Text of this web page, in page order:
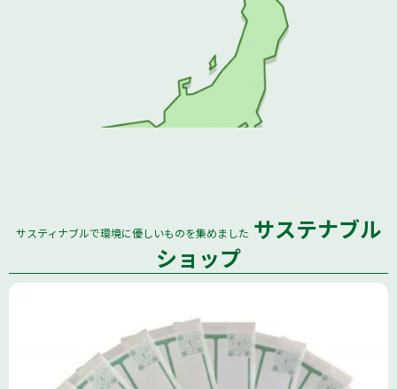
サスティナブルで環境に優しいものを集めました サステナブル
ショップ